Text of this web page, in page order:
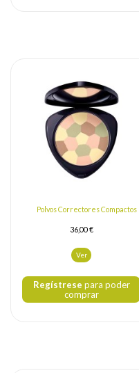
Polvos Correctores Compactos
36,00 €
Ver
Regístrese para poder
comprar